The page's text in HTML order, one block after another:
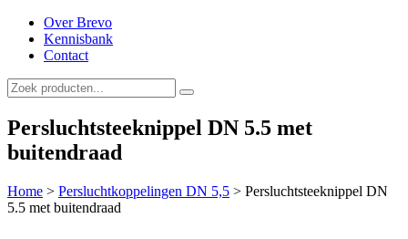
Over Brevo
Kennisbank
Contact
Persluchtsteeknippel DN 5.5 met
buitendraad
Home > Persluchtkoppelingen DN 5,5 > Persluchtsteeknippel DN
5.5 met buitendraad